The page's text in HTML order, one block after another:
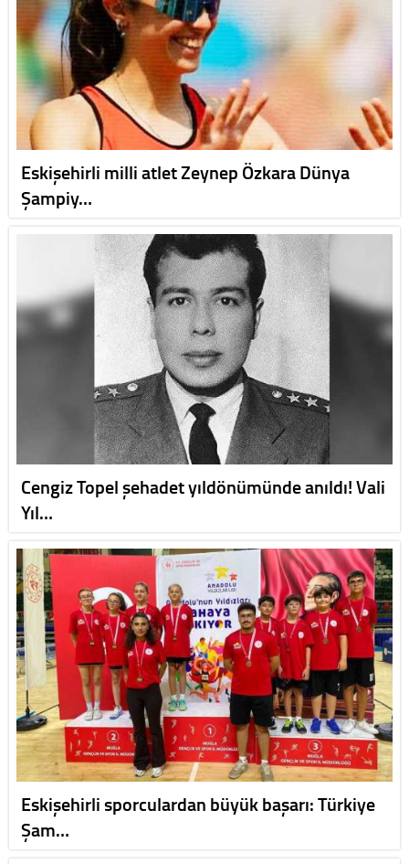
Eskişehirli milli atlet Zeynep Özkara Dünya
Şampiy…
Cengiz Topel şehadet yıldönümünde anıldı! Vali
Yıl…
Eskişehirli sporculardan büyük başarı: Türkiye
Şam…